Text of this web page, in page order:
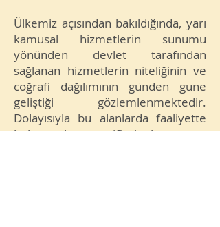
Ülkemiz açısından bakıldığında, yarı
kamusal hizmetlerin sunumu
yönünden devlet tarafından
sağlanan hizmetlerin niteliğinin ve
coğrafi dağılımının günden güne
geliştiği gözlemlenmektedir.
Dolayısıyla bu alanlarda faaliyette
bulunan kooperatiflerin kar amacı